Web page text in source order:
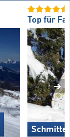
Top für